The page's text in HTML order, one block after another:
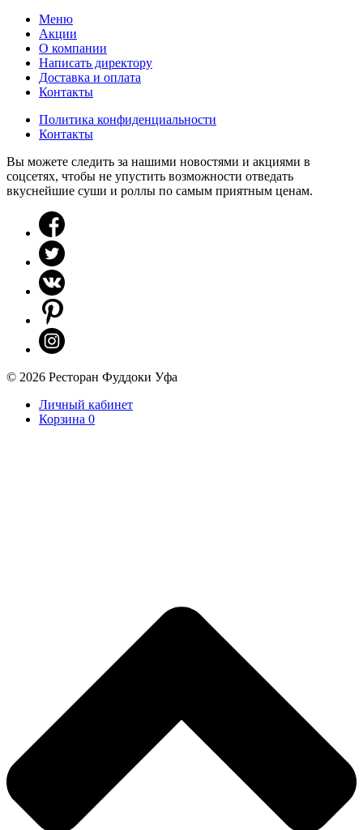
Меню
Акции
О компании
Написать директору
Доставка и оплата
Контакты
Политика конфиденциальности
Контакты
Вы можете следить за нашими новостями и акциями в
соцсетях, чтобы не упустить возможности отведать
вкуснейшие суши и роллы по самым приятным ценам.
© 2026 Ресторан Фуддоки Уфа
Личный кабинет
Корзина 0